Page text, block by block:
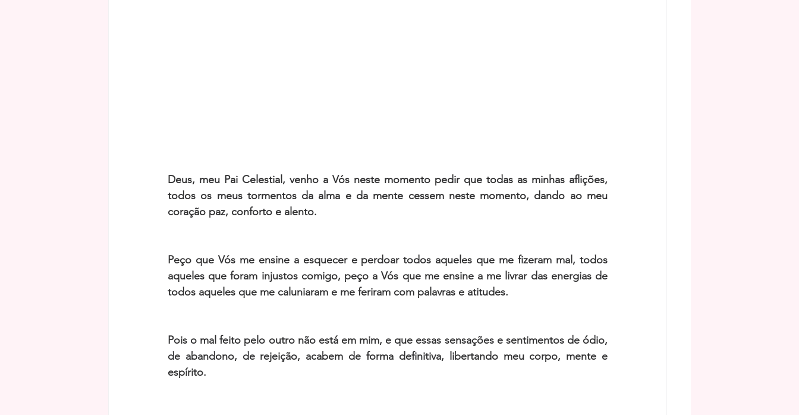
Deus, meu Pai Celestial, venho a Vós neste momento pedir que todas as minhas aflições,
todos os meus tormentos da alma e da mente cessem neste momento, dando ao meu
coração paz, conforto e alento.
Peço que Vós me ensine a esquecer e perdoar todos aqueles que me fizeram mal, todos
aqueles que foram injustos comigo, peço a Vós que me ensine a me livrar das energias de
todos aqueles que me caluniaram e me feriram com palavras e atitudes.
Pois o mal feito pelo outro não está em mim, e que essas sensações e sentimentos de ódio,
de abandono, de rejeição, acabem de forma definitiva, libertando meu corpo, mente e
espírito.